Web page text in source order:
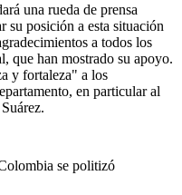
una rueda de prensa
su posición a esta situación
a todos los
que han mostrado su apoyo.
y fortaleza" a los
en particular al
se politizó